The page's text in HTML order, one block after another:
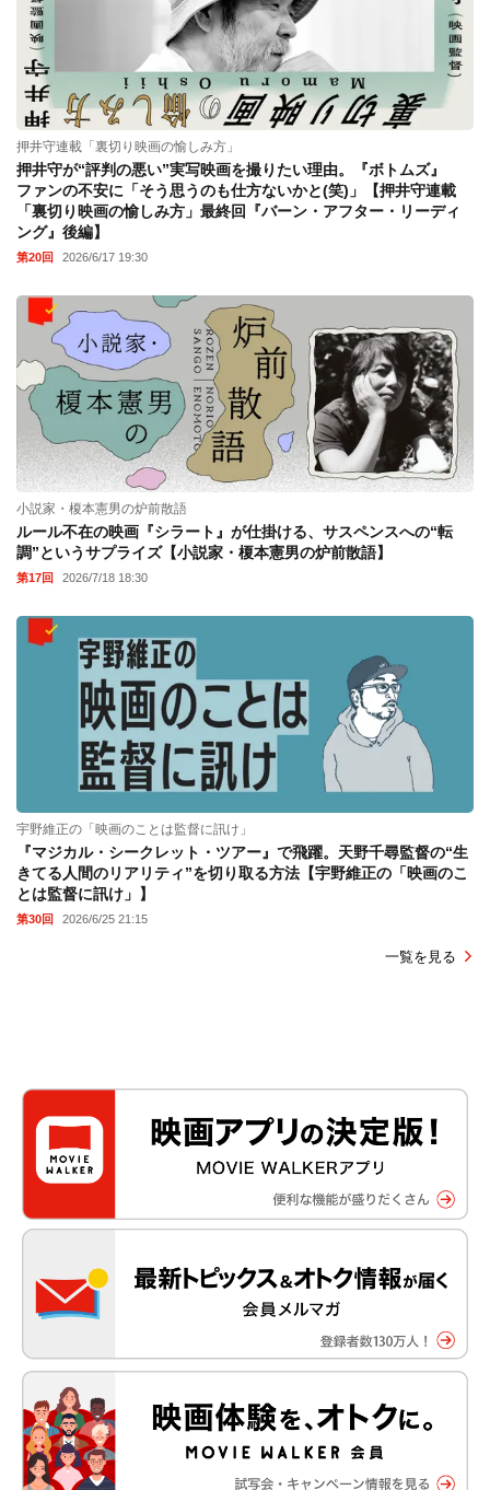
押井守連載「裏切り映画の愉しみ方」
押井守が“評判の悪い”実写映画を撮りたい理由。『ボトムズ』
ファンの不安に「そう思うのも仕方ないかと(笑)」【押井守連載
「裏切り映画の愉しみ方」最終回『バーン・アフター・リーディ
ング』後編】
第20回 2026/6/17 19:30
小説家・榎本憲男の炉前散語
ルール不在の映画『シラート』が仕掛ける、サスペンスへの“転
調”というサプライズ【小説家・榎本憲男の炉前散語】
第17回 2026/7/18 18:30
宇野維正の「映画のことは監督に訊け」
『マジカル・シークレット・ツアー』で飛躍。天野千尋監督の“生
きてる人間のリアリティ”を切り取る方法【宇野維正の「映画のこ
とは監督に訊け」】
第30回 2026/6/25 21:15
一覧を見る